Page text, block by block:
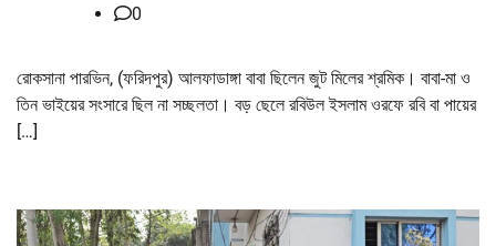
0
রোকসানা পারভিন, (ফরিদপুর) আলফাডাঙ্গা বাবা ছিলেন জুট মিলের শ্রমিক। বাবা-মা ও
তিন ভাইয়ের সংসারে ছিল না সচ্ছলতা। বড় ছেলে রবিউল ইসলাম ওরফে রবি বা পায়ের
[…]